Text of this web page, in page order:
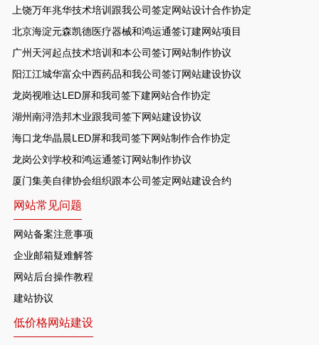
上饶万年兆华技术培训跟我公司签定网站设计合作协定
北京海淀元森凯德医疗器械和鸿运通签订建网站项目
广州天河起点技术培训和本公司签订网站制作协议
阳江江城华富众中西药品和我公司签订网站建设协议
龙岗视唯达LED屏和我司签下建网站合作协定
湖州南浔浩邦木业跟我司签下网站建设协议
海口龙华晶晨LED屏和我司签下网站制作合作协定
龙岗公刘学校和鸿运通签订网站制作协议
厦门集美自律协会组织跟本公司签定网站建设合约
网站常见问题
网站备案注意事项
企业邮箱疑难解答
网站后台操作教程
建站协议
低价格网站建设